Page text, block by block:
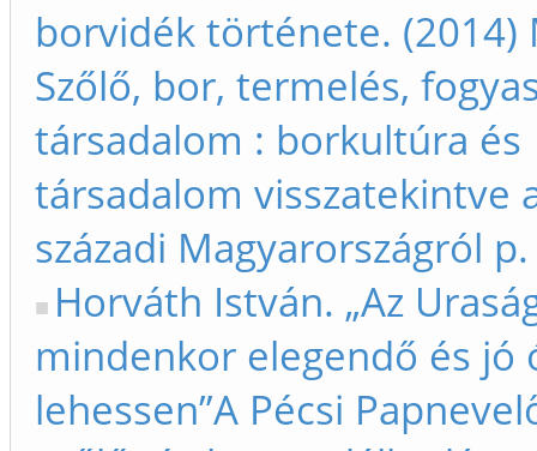
borvidék története. (2014)
Szőlő, bor, termelés,
társadalom : borkultúra és
társadalom visszatekintve
századi Magyarországról
Horváth István. „Az
mindenkor elegendő és jó
lehessen”A Pécsi